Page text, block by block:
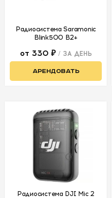
Радиосистема Saramonic
Blink500 B2+
от 330 ₽ / ЗА ДЕНЬ
АРЕНДОВАТЬ
Радиосистема DJI Mic 2